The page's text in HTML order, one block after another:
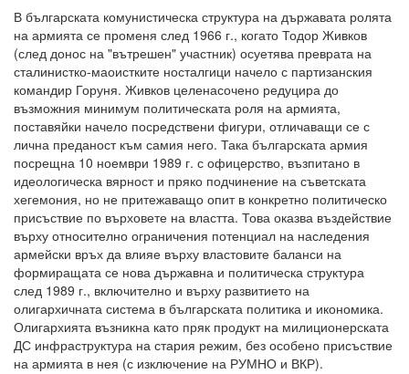
В българската комунистическа структура на държавата ролята
на армията се променя след 1966 г., когато Тодор Живков
(след донос на "вътрешен" участник) осуетява преврата на
сталинистко-маоистките носталгици начело с партизанския
командир Горуня. Живков целенасочено редуцира до
възможния минимум политическата роля на армията,
поставяйки начело посредствени фигури, отличаващи се с
лична преданост към самия него. Така българската армия
посрещна 10 ноември 1989 г. с офицерство, възпитано в
идеологическа вярност и пряко подчинение на съветската
хегемония, но не притежаващо опит в конкретно политическо
присъствие по върховете на властта. Това оказва въздействие
върху относително ограничения потенциал на наследения
армейски връх да влияе върху властовите баланси на
формиращата се нова държавна и политическа структура
след 1989 г., включително и върху развитието на
олигархичната система в българската политика и икономика.
Олигархията възникна като пряк продукт на милиционерската
ДС инфраструктура на стария режим, без особено присъствие
на армията в нея (с изключение на РУМНО и ВКР).